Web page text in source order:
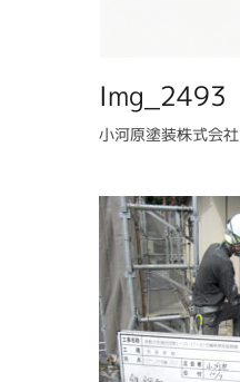
Img_2493
小河原塗装株式会社